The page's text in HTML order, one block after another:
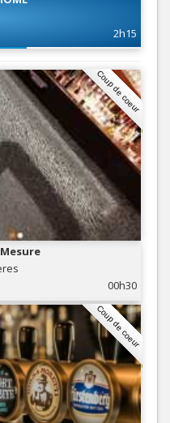
2h15
Coup de coeur
00h30
Coup de coeur